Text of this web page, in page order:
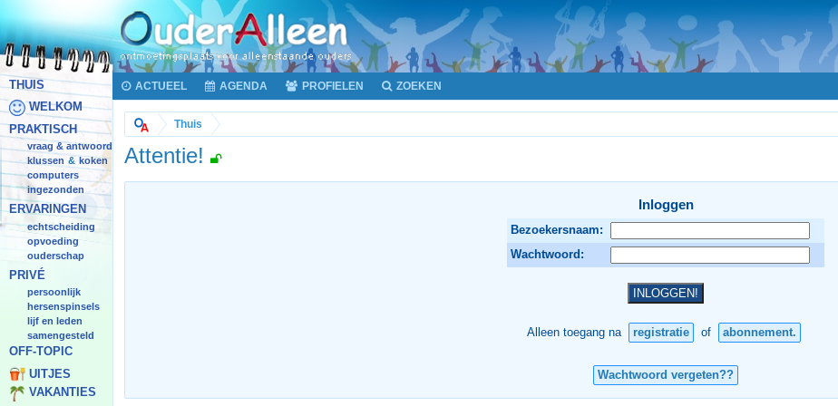
THUIS
WELKOM
PRAKTISCH
vraag & antwoord
klussen & koken
computers
ingezonden
ERVARINGEN
echtscheiding
opvoeding
ouderschap
PRIVÉ
persoonlijk
hersenspinsels
lijf en leden
samengesteld
OFF-TOPIC
UITJES
VAKANTIES
ACTUEEL AGENDA PROFIELEN ZOEKEN
Thuis
Attentie!
Inloggen
Bezoekersnaam:
Wachtwoord:
Alleen toegang na registratie of abonnement.
Wachtwoord vergeten??